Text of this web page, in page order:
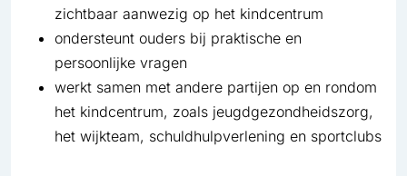
zichtbaar aanwezig op het kindcentrum
ondersteunt ouders bij praktische en
persoonlijke vragen
werkt samen met andere partijen op en rondom
het kindcentrum, zoals jeugdgezondheidszorg,
het wijkteam, schuldhulpverlening en sportclubs